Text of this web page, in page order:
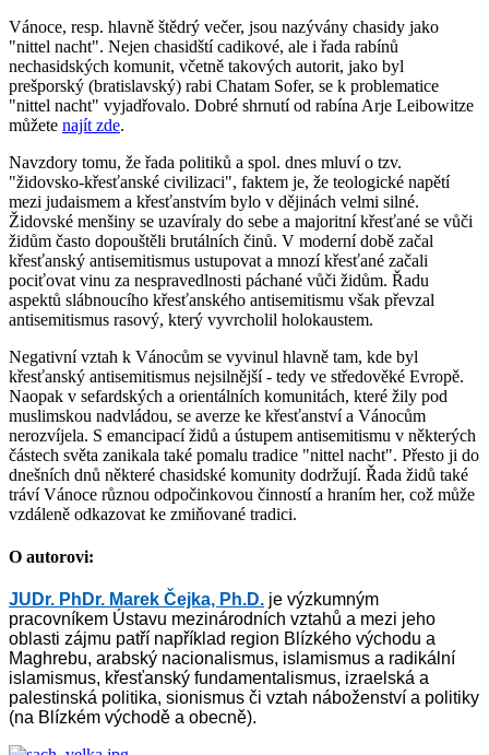
Vánoce, resp. hlavně štědrý večer, jsou nazývány chasidy jako
"nittel nacht". Nejen chasidští cadikové, ale i řada rabínů
nechasidských komunit, včetně takových autorit, jako byl
prešporský (bratislavský) rabi Chatam Sofer, se k problematice
"nittel nacht" vyjadřovalo. Dobré shrnutí od rabína Arje Leibowitze
můžete najít zde.
Navzdory tomu, že řada politiků a spol. dnes mluví o tzv.
"židovsko-křesťanské civilizaci", faktem je, že teologické napětí
mezi judaismem a křesťanstvím bylo v dějinách velmi silné.
Židovské menšiny se uzavíraly do sebe a majoritní křesťané se vůči
židům často dopouštěli brutálních činů. V moderní době začal
křesťanský antisemitismus ustupovat a mnozí křesťané začali
pociťovat vinu za nespravedlnosti páchané vůči židům. Řadu
aspektů slábnoucího křesťanského antisemitismu však převzal
antisemitismus rasový, který vyvrcholil holokaustem.
Negativní vztah k Vánocům se vyvinul hlavně tam, kde byl
křesťanský antisemitismus nejsilnější - tedy ve středověké Evropě.
Naopak v sefardských a orientálních komunitách, které žily pod
muslimskou nadvládou, se averze ke křesťanství a Vánocům
nerozvíjela. S emancipací židů a ústupem antisemitismu v některých
částech světa zanikala také pomalu tradice "nittel nacht". Přesto ji do
dnešních dnů některé chasidské komunity dodržují. Řada židů také
tráví Vánoce různou odpočinkovou činností a hraním her, což může
vzdáleně odkazovat ke zmiňované tradici.
O autorovi:
JUDr. PhDr. Marek Čejka, Ph.D. je výzkumným
pracovníkem Ústavu mezinárodních vztahů a mezi jeho
oblasti zájmu patří například region Blízkého východu a
Maghrebu, arabský nacionalismus, islamismus a radikální
islamismus, křesťanský fundamentalismus, izraelská a
palestinská politika, sionismus či vztah náboženství a politiky
(na Blízkém východě a obecně).